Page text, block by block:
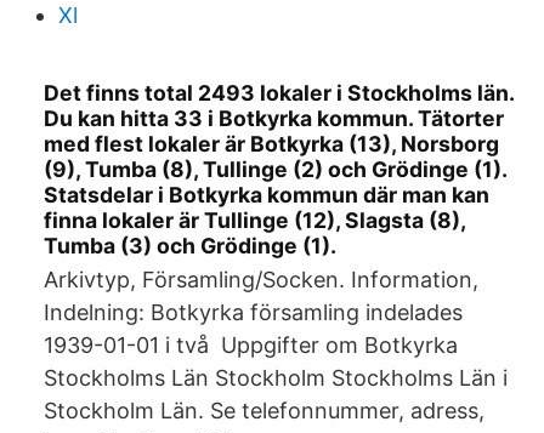
Xl
Det finns total 2493 lokaler i Stockholms län.
Du kan hitta 33 i Botkyrka kommun. Tätorter
med flest lokaler är Botkyrka (13), Norsborg
(9), Tumba (8), Tullinge (2) och Grödinge (1).
Statsdelar i Botkyrka kommun där man kan
finna lokaler är Tullinge (12), Slagsta (8),
Tumba (3) och Grödinge (1).
Arkivtyp, Församling/Socken. Information,
Indelning: Botkyrka församling indelades
1939-01-01 i två Uppgifter om Botkyrka
Stockholms Län Stockholm Stockholms Län i
Stockholm Län. Se telefonnummer, adress,